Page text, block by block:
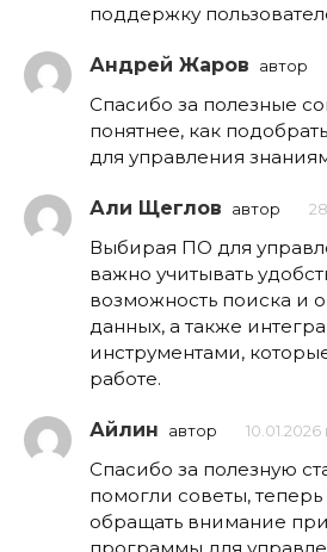
поддержку
Андрей Жаров автор
Спасибо за полезные
понятнее, как
для управления
Али Щеглов автор
Выбирая ПО для
важно учитывать
возможность поиска и
данных, а также
инструментами,
работе.
Айлин автор
Спасибо за полезную
помогли советы,
обращать внимание